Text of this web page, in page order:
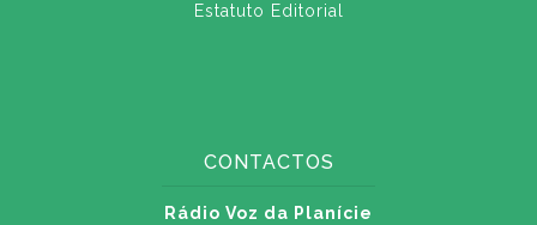
Estatuto Editorial
CONTACTOS
Rádio Voz da Planície